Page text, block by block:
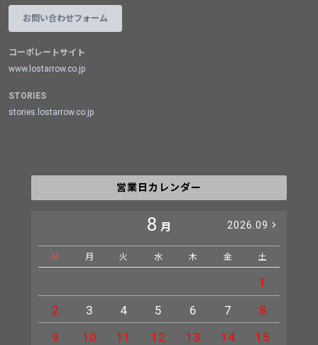
お問い合わせフォーム
コーポレートサイト
www.lostarrow.co.jp
STORIES
stories.lostarrow.co.jp
営業日カレンダー
8 月 2026.09
日 月 火 水 木 金 土
1
2
3 4 5 6 7
8
9
10 11 12 13 14
15